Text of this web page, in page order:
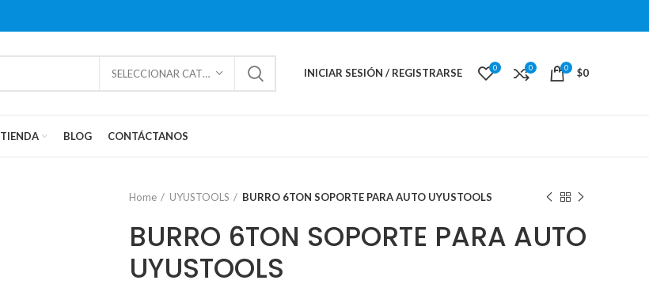
SELECCIONAR CATEGORÍAS INICIAR SESIÓN / REGISTRARSE 0 0 0 $0
TIENDA BLOG CONTÁCTANOS
Home UYUSTOOLS BURRO 6TON SOPORTE PARA AUTO UYUSTOOLS
BURRO 6TON SOPORTE PARA AUTO
UYUSTOOLS